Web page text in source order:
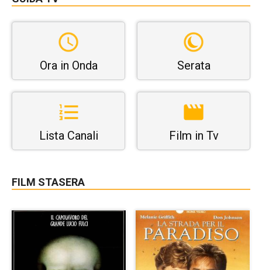
Ora in Onda Serata
Lista Canali Film in Tv
FILM STASERA